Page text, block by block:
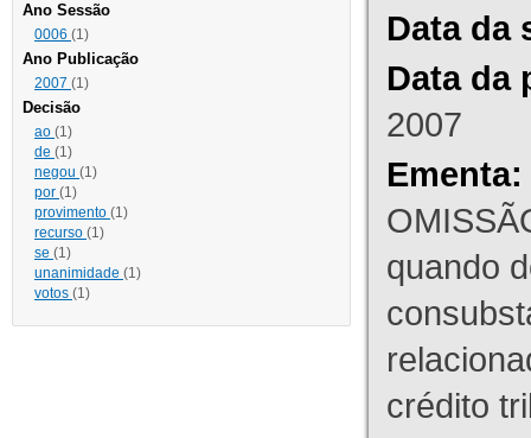
Ano Sessão
0006 (1)
Ano Publicação
2007 (1)
Decisão
ao (1)
de (1)
negou (1)
por (1)
provimento (1)
recurso (1)
se (1)
unanimidade (1)
votos (1)
Data da
Data da
2007
Ementa:
quando
crédito